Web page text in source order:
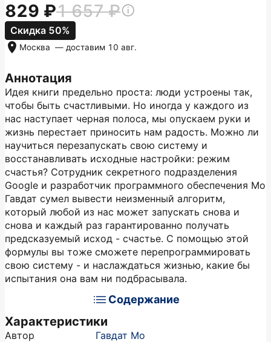
Аннотация
Идея книги предельно проста: люди устроены так,
чтобы быть счастливыми. Но иногда у каждого из
нас наступает черная полоса, мы опускаем руки и
жизнь перестает приносить нам радость. Можно ли
научиться перезапускать свою систему и
восстанавливать исходные настройки: режим
счастья? Сотрудник секретного подразделения
Google и разработчик программного обеспечения Мо
Гавдат сумел вывести неизменный алгоритм,
который любой из нас может запускать снова и
снова и каждый раз гарантированно получать
предсказуемый исход - счастье. С помощью этой
формулы вы тоже сможете перепрограммировать
свою систему - и наслаждаться жизнью, какие бы
испытания она вам ни подбрасывала.
Содержание
Характеристики
Автор
Гавдат Мо
829 1 657
Скидка 50%
Москва — доставим 10 авг.